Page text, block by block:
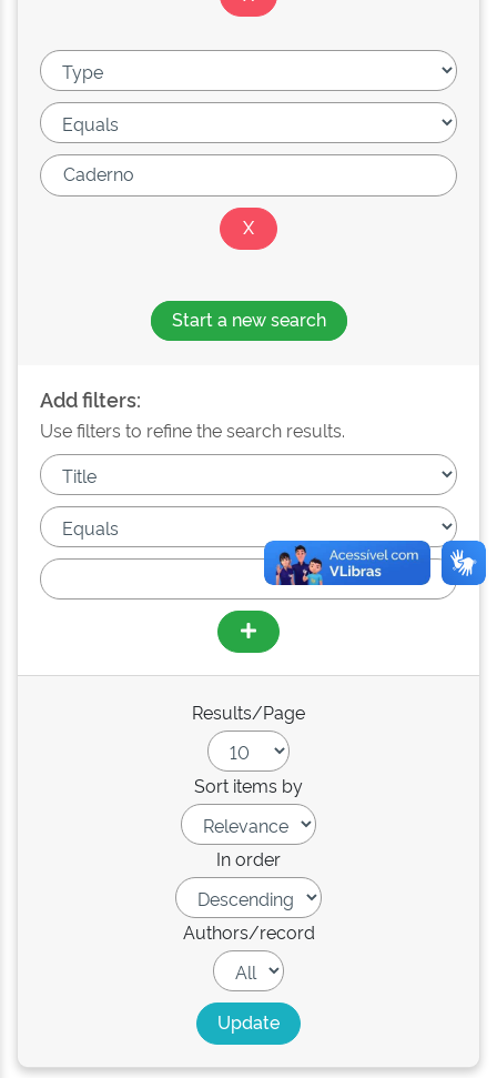
Start a new search
Add filters:
Use filters to refine the search results.
Results/Page
Sort items by
In order
Authors/record